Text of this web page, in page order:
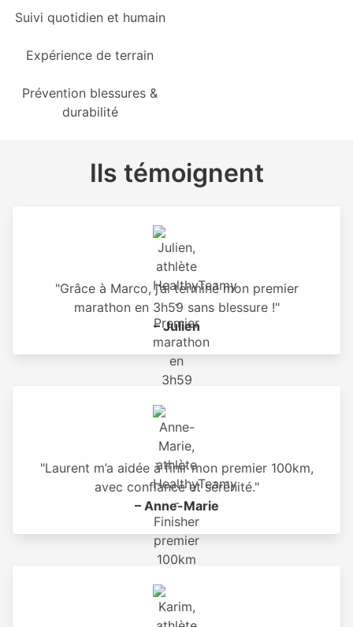
Suivi quotidien et humain
Expérience de terrain
Prévention blessures &
durabilité
Ils témoignent
"Grâce à Marco, j’ai terminé mon premier
marathon en 3h59 sans blessure !"
– Julien
"Laurent m’a aidée à finir mon premier 100km,
avec confiance et sérénité."
– Anne-Marie